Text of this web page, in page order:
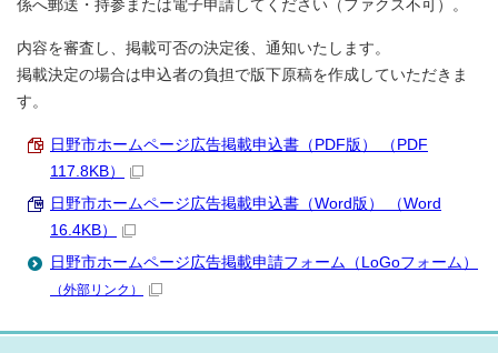
係へ郵送・持参または電子申請してください（ファクス不可）。
内容を審査し、掲載可否の決定後、通知いたします。
掲載決定の場合は申込者の負担で版下原稿を作成していただきま
す。
日野市ホームページ広告掲載申込書（PDF版） （PDF
117.8KB）
日野市ホームページ広告掲載申込書（Word版） （Word
16.4KB）
日野市ホームページ広告掲載申請フォーム（LoGoフォーム）
（外部リンク）